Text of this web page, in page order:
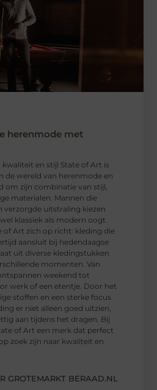
herenmode met
en stijl State of Art is
de wereld van herenmode en
om zijn combinatie van stijl,
materialen. Mannen die
verzorgde uitstraling kiezen
klassiek als modern oogt.
of Art zich op richt: kleding die
aansluit bij hedendaagse
uit diverse kledingstukken
momenten. Van
weekend tot
werk of een etentje. Door het
stoffen en een sterke focus
er niet alleen goed uitzien,
aan tijdens het dragen. Bij
of Art een merk dat perfect
zoek zijn naar kwaliteit en
GROTEMARKT BERAAD.NL